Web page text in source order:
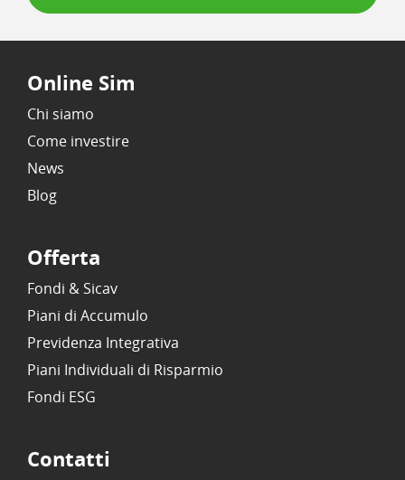
Online Sim
Chi siamo
Come investire
News
Blog
Offerta
Fondi & Sicav
Piani di Accumulo
Previdenza Integrativa
Piani Individuali di Risparmio
Fondi ESG
Contatti